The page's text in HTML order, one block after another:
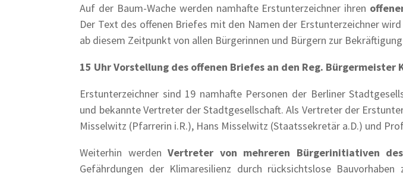
Auf der Baum-Wache werden namhafte Erstunterzeichner ihren
Der Text des offenen Briefes mit den Namen der Erstunterzeichner
ab diesem Zeitpunkt von allen Bürgerinnen und Bürgern zur
15 Uhr Vorstellung des offenen Briefes an den Reg. Bürgermeister
Erstunterzeichner sind 19 namhafte Personen der Berliner
und bekannte Vertreter der Stadtgesellschaft. Als Vertreter der
Misselwitz (Pfarrerin i.R.), Hans Misselwitz (Staatssekretär a.D.) und
Weiterhin werdenVertreter von mehreren Bürgerinitiativen des
Gefährdungen der Klimaresilienz durch rücksichtslose